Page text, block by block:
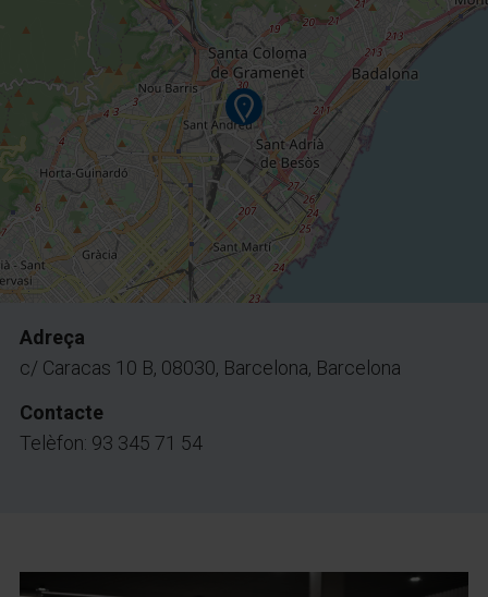
Adreça
c/ Caracas 10 B, 08030, Barcelona, Barcelona
Contacte
Telèfon: 93 345 71 54